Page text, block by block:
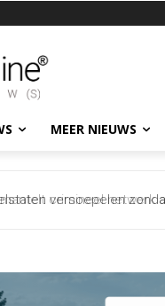
MEER NIEUWS
crimineel netwerk